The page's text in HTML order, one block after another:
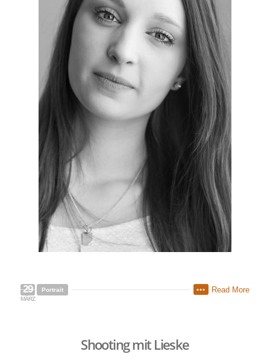
29
MÄRZ
Portrait Read More
•••
Shooting mit Lieske